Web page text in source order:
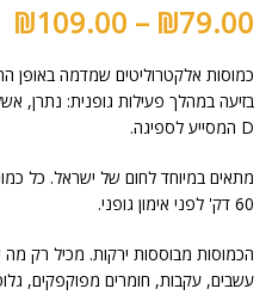
₪79.00
–
₪109.00
כמוסות אלקטרוליטים שמדמה באופן
בזיעה במהלך פעילות גופנית: נתרן,
D המסייע לספיגה.
60 דק' לפני אימון גופני.
הכמוסות מבוססות ירקות. מכיל רק
עשבים, עקבות, חומרים מפוקפקים,